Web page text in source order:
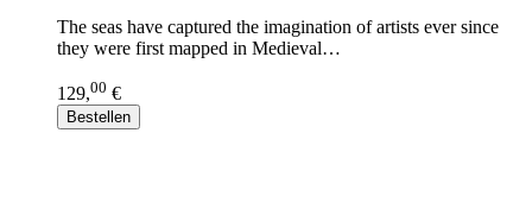
The seas have captured the imagination of artists ever since
they were first mapped in Medieval…
129,00 €
Bestellen